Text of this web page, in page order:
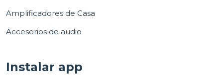
Amplificadores de Casa
Accesorios de audio
Instalar app